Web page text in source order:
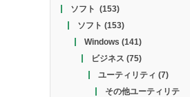
ソフト
(153)
ソフト (153)
Windows (141)
ビジネス (75)
ユーティリティ (7)
その他ユーティリテ